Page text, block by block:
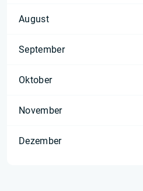
August
September
Oktober
November
Dezember